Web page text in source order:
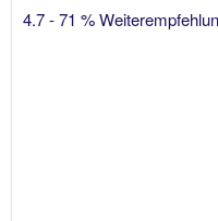
4.7 - 71 %